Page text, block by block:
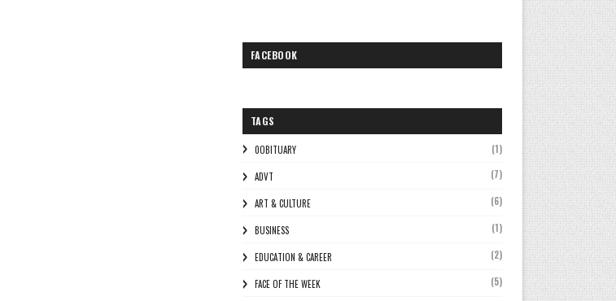
FACEBOOK
TAGS
0OBITUARY (1)
ADVT (7)
ART & CULTURE (6)
BUSINESS (1)
EDUCATION & CAREER (2)
FACE OF THE WEEK (5)